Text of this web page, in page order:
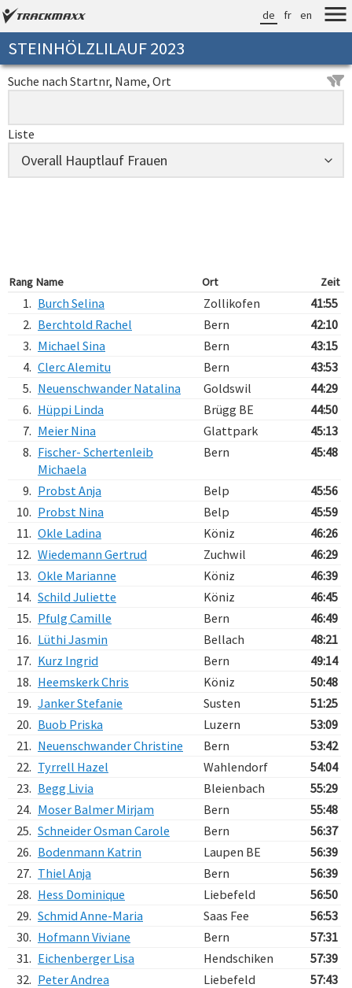
de fr en
STEINHÖLZLILAUF 2023
Suche nach Startnr, Name, Ort
Liste
Rang Name Ort Zeit
1. Burch Selina Zollikofen
41:55
2. Berchtold Rachel Bern
42:10
3. Michael Sina Bern
43:15
4. Clerc Alemitu Bern
43:53
5. Neuenschwander Natalina Goldswil
44:29
6. Hüppi Linda Brügg BE
44:50
7. Meier Nina Glattpark
45:13
8. Fischer- Schertenleib
Michaela
Bern 45:48
9. Probst Anja Belp
45:56
10. Probst Nina Belp
45:59
11. Okle Ladina Köniz
46:26
12. Wiedemann Gertrud Zuchwil
46:29
13. Okle Marianne Köniz
46:39
14. Schild Juliette Köniz
46:45
15. Pfulg Camille Bern
46:49
16. Lüthi Jasmin Bellach
48:21
17. Kurz Ingrid Bern
49:14
18. Heemskerk Chris Köniz
50:48
19. Janker Stefanie Susten
51:25
20. Buob Priska Luzern
53:09
21. Neuenschwander Christine Bern
53:42
22. Tyrrell Hazel Wahlendorf
54:04
23. Begg Livia Bleienbach
55:29
24. Moser Balmer Mirjam Bern
55:48
25. Schneider Osman Carole Bern
56:37
26. Bodenmann Katrin Laupen BE
56:39
27. Thiel Anja Bern
56:39
28. Hess Dominique Liebefeld
56:50
29. Schmid Anne-Maria Saas Fee
56:53
30. Hofmann Viviane Bern
57:31
31. Eichenberger Lisa Hendschiken
57:39
32. Peter Andrea Liebefeld
57:43